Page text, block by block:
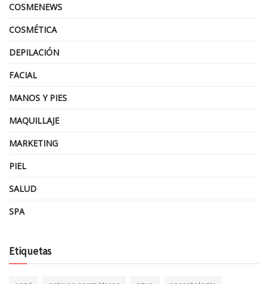
COSMENEWS
COSMÉTICA
DEPILACIÓN
FACIAL
MANOS Y PIES
MAQUILLAJE
MARKETING
PIEL
SALUD
SPA
Etiquetas